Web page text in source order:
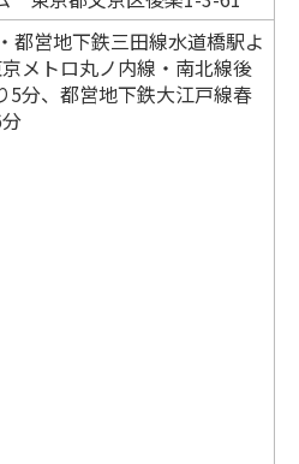
都営地下鉄三田線水道橋駅よ
メトロ丸ノ内線・南北線後
5分、都営地下鉄大江戸線春